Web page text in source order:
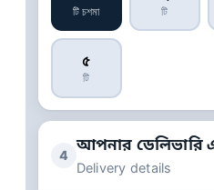
টি চশমা টি
৫
টি
4
আপনার ডেলিভারি
Delivery details